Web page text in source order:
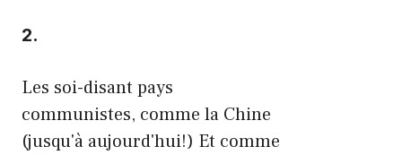
2.
Les soi-disant pays
communistes, comme la Chine
(jusqu'à aujourd'hui!) Et comme